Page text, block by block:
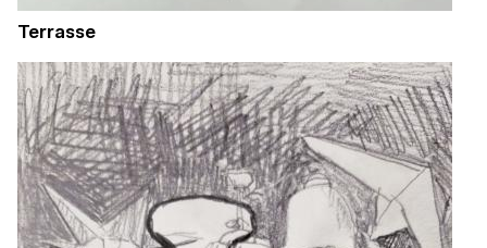
Terrasse